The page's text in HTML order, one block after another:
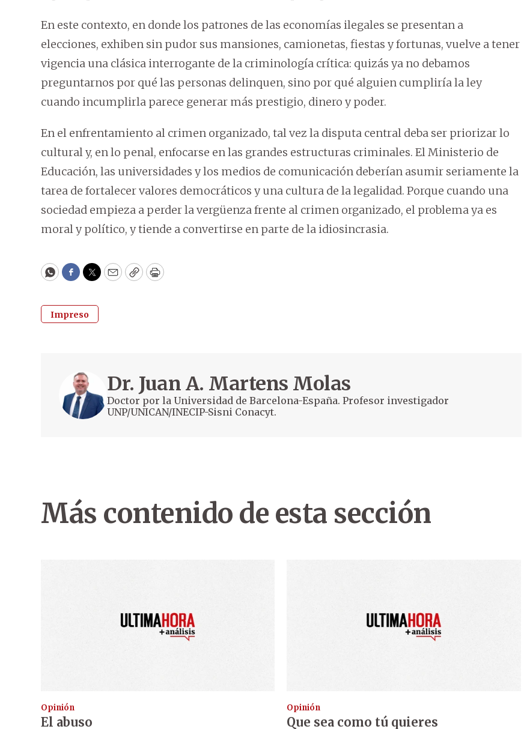
En este contexto, en donde los patrones de las economías ilegales se presentan a
elecciones, exhiben sin pudor sus mansiones, camionetas, fiestas y fortunas, vuelve a tener
vigencia una clásica interrogante de la criminología crítica: quizás ya no debamos
preguntarnos por qué las personas delinquen, sino por qué alguien cumpliría la ley
cuando incumplirla parece generar más prestigio, dinero y poder.
En el enfrentamiento al crimen organizado, tal vez la disputa central deba ser priorizar lo
cultural y, en lo penal, enfocarse en las grandes estructuras criminales. El Ministerio de
Educación, las universidades y los medios de comunicación deberían asumir seriamente la
tarea de fortalecer valores democráticos y una cultura de la legalidad. Porque cuando una
sociedad empieza a perder la vergüenza frente al crimen organizado, el problema ya es
moral y político, y tiende a convertirse en parte de la idiosincrasia.
WhatsApp
Facebook
Twitter
EmailCopyPrint
Impreso
Dr. Juan A. Martens Molas
Doctor por la Universidad de Barcelona-España. Profesor investigador
UNP/UNICAN/INECIP-Sisni Conacyt.
Más contenido de esta sección
Opinión
El abuso
Opinión
Que sea como tú quieres